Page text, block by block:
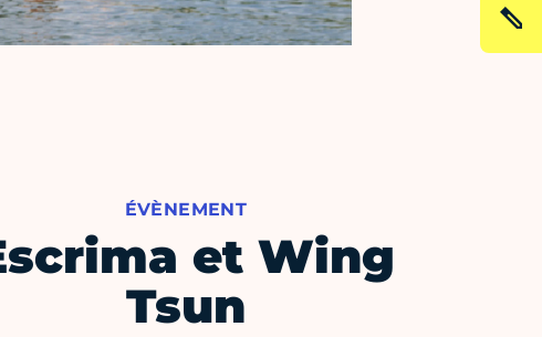
ÉVÈNEMENT
et Wing
Tsun